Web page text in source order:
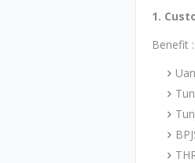
1.
Benefit :